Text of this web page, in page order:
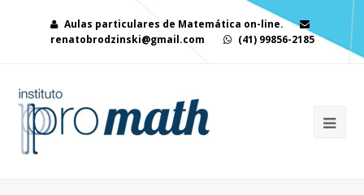
Aulas particulares de Matemática on-line.
renatobrodzinski@gmail.com
(41) 99856-2185